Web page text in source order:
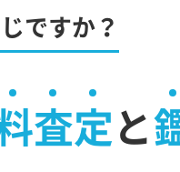
ですか？
査定と